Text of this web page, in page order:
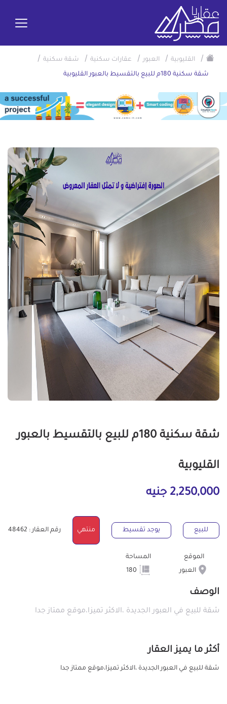
/ القليوبية / العبور / عقارات سكنية / شقة سكنية /
شقة سكنية 180م للبيع بالتقسيط بالعبور القليوبية
شقة سكنية 180م للبيع بالتقسيط بالعبور
القليوبية
2,250,000 جنيه
للبيع يوجد تقسيط منتهي رقم العقار : 48462
الموقع
العبور
المساحة
الوصف
شقة للبيع في العبور الجديدة ،الاكثر تميزا،موقع ممتاز جدا
أكثر ما يميز العقار
شقة للبيع في العبور الجديدة ،الاكثر تميزا،موقع ممتاز جدا